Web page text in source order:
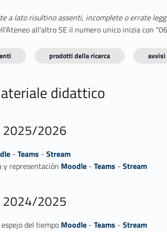
a lato risultino assenti, incomplete o errate
all'altro SE il numero unico inizia con
prodotti della ricerca avvisi
didattico
2025/2026
-Teams -Stream
y representación Moodle -Teams -Stream
2024/2025
del tiempo Moodle -Teams -Stream